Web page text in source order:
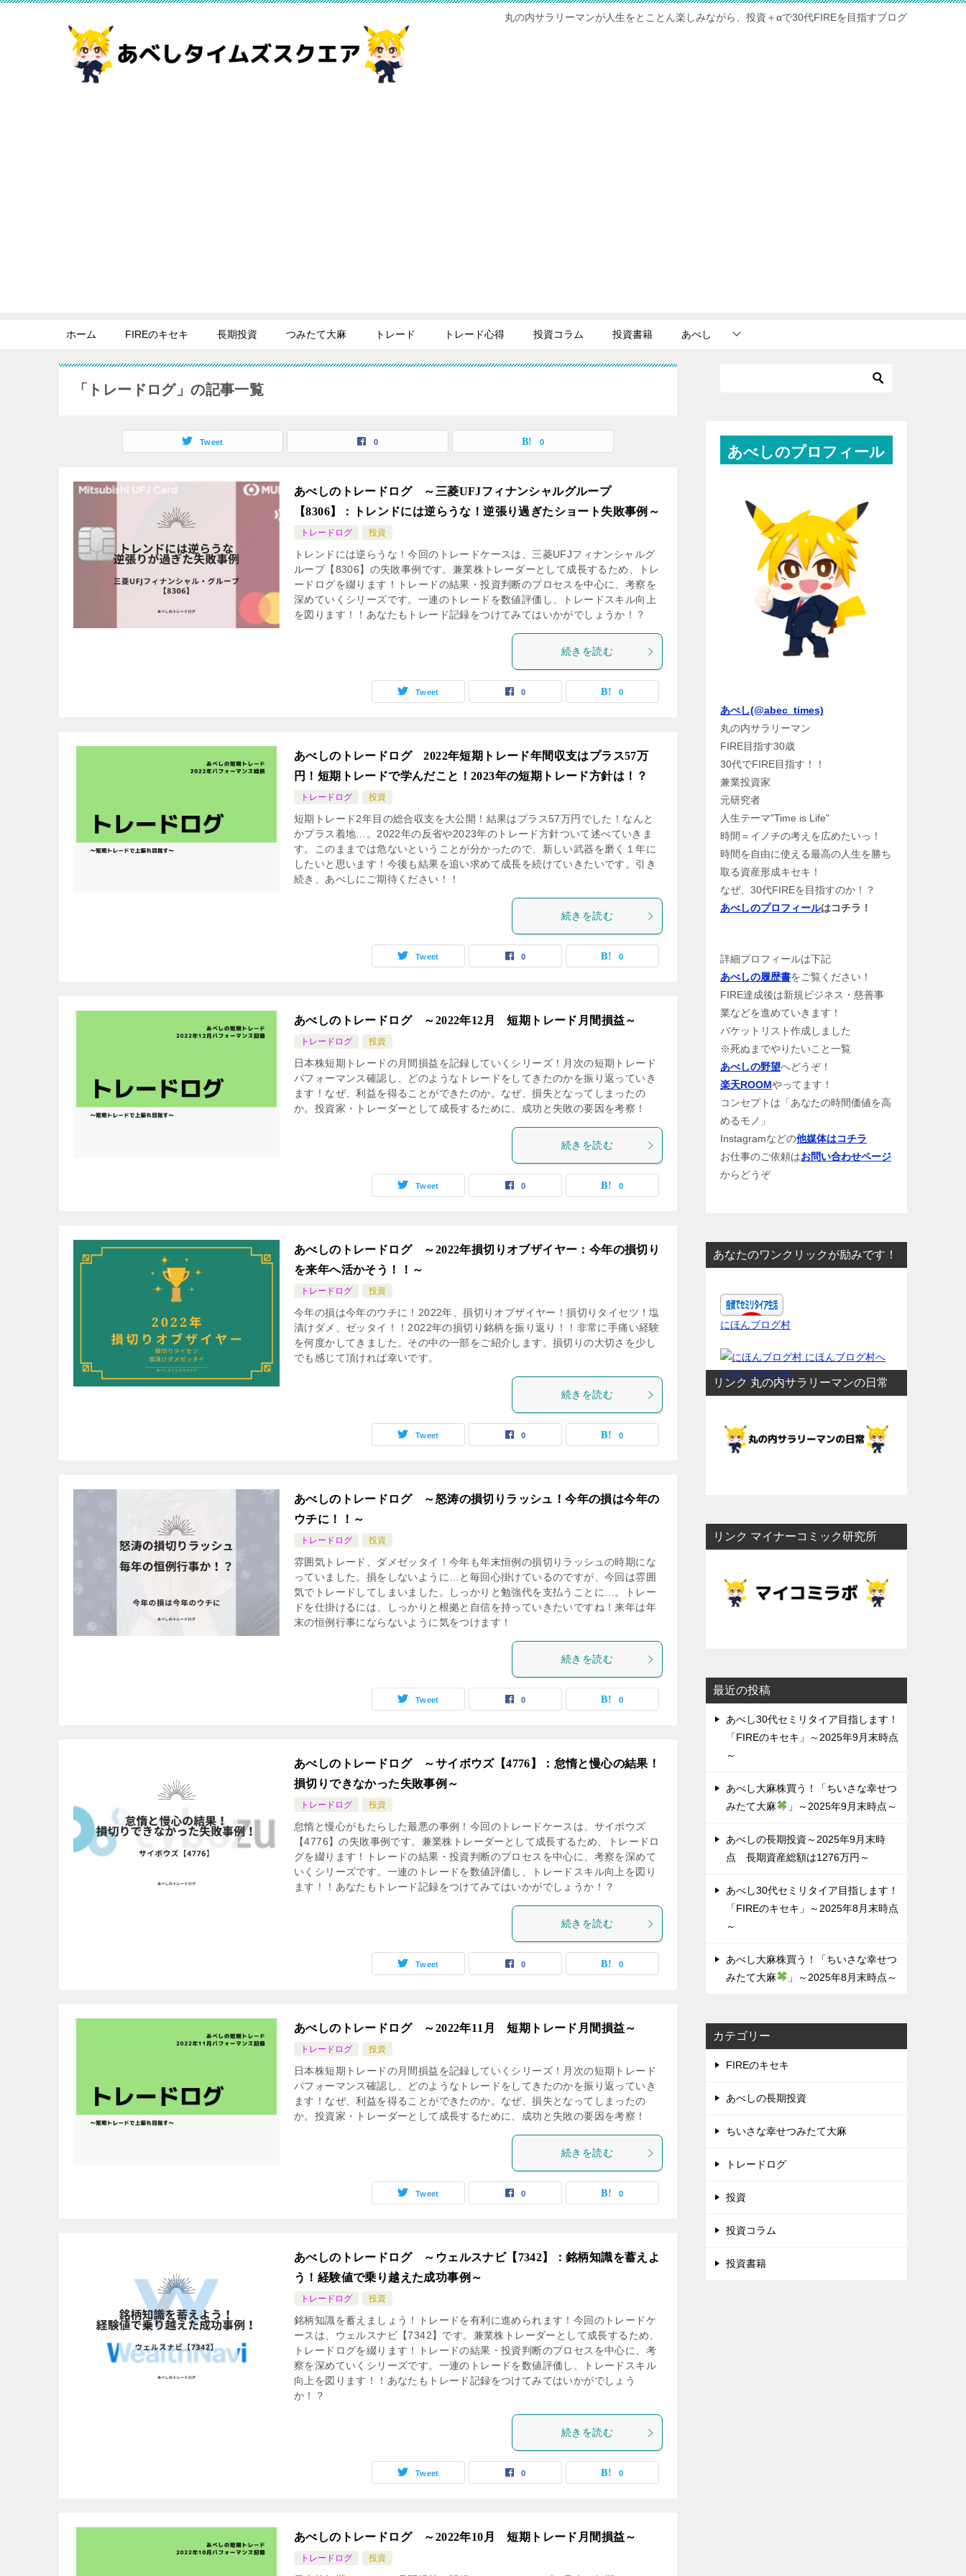
丸の内サラリーマンが人生をとことん楽しみながら、投資＋αで30代FIREを目指すブログ
ホーム FIREのキセキ 長期投資 つみたて大麻 トレード トレード心得 投資コラム 投資書籍 あべし
「トレードログ」の記事一覧
Tweet 0 0
あべしのトレードログ ～三菱UFJフィナンシャルグループ
【8306】：トレンドには逆らうな！逆張り過ぎたショート失敗事例～
トレードログ 投資
トレンドには逆らうな！今回のトレードケースは、三菱UFJフィナンシャルグ
ループ【8306】の失敗事例です。兼業株トレーダーとして成長するため、トレ
ードログを綴ります！トレードの結果・投資判断のプロセスを中心に、考察を
深めていくシリーズです。一連のトレードを数値評価し、トレードスキル向上
を図ります！！あなたもトレード記録をつけてみてはいかがでしょうか！？
続きを読む
Tweet 0 0
あべしのトレードログ 2022年短期トレード年間収支はプラス57万
円！短期トレードで学んだこと！2023年の短期トレード方針は！？
トレードログ 投資
短期トレード2年目の総合収支を大公開！結果はプラス57万円でした！なんと
かプラス着地…。2022年の反省や2023年のトレード方針ついて述べていきま
す。このままでは危ないということが分かったので、新しい武器を磨く１年に
したいと思います！今後も結果を追い求めて成長を続けていきたいです。引き
続き、あべしにご期待ください！！
続きを読む
Tweet 0 0
あべしのトレードログ ～2022年12月 短期トレード月間損益～
トレードログ 投資
日本株短期トレードの月間損益を記録していくシリーズ！月次の短期トレード
パフォーマンス確認し、どのようなトレードをしてきたのかを振り返っていき
ます！なぜ、利益を得ることができたのか。なぜ、損失となってしまったの
か。投資家・トレーダーとして成長するために、成功と失敗の要因を考察！
続きを読む
Tweet 0 0
あべしのトレードログ ～2022年損切りオブザイヤー：今年の損切り
を来年へ活かそう！！～
トレードログ 投資
今年の損は今年のウチに！2022年、損切りオブザイヤー！損切りタイセツ！塩
漬けダメ、ゼッタイ！！2022年の損切り銘柄を振り返り！！非常に手痛い経験
を何度かしてきました。その中の一部をご紹介します。損切りの大切さを少し
でも感じて頂ければ幸いです。
続きを読む
Tweet 0 0
あべしのトレードログ ～怒涛の損切りラッシュ！今年の損は今年の
ウチに！！～
トレードログ 投資
雰囲気トレード、ダメゼッタイ！今年も年末恒例の損切りラッシュの時期にな
っていました。損をしないように…と毎回心掛けているのですが、今回は雰囲
気でトレードしてしまいました。しっかりと勉強代を支払うことに…。トレー
ドを仕掛けるには、しっかりと根拠と自信を持っていきたいですね！来年は年
末の恒例行事にならないように気をつけます！
続きを読む
Tweet 0 0
あべしのトレードログ ～サイボウズ【4776】：怠惰と慢心の結果！
損切りできなかった失敗事例～
トレードログ 投資
怠惰と慢心がもたらした最悪の事例！今回のトレードケースは、サイボウズ
【4776】の失敗事例です。兼業株トレーダーとして成長するため、トレードロ
グを綴ります！トレードの結果・投資判断のプロセスを中心に、考察を深めて
いくシリーズです。一連のトレードを数値評価し、トレードスキル向上を図り
ます！！あなたもトレード記録をつけてみてはいかがでしょうか！？
続きを読む
Tweet 0 0
あべしのトレードログ ～2022年11月 短期トレード月間損益～
トレードログ 投資
日本株短期トレードの月間損益を記録していくシリーズ！月次の短期トレード
パフォーマンス確認し、どのようなトレードをしてきたのかを振り返っていき
ます！なぜ、利益を得ることができたのか。なぜ、損失となってしまったの
か。投資家・トレーダーとして成長するために、成功と失敗の要因を考察！
続きを読む
Tweet 0 0
あべしのトレードログ ～ウェルスナビ【7342】：銘柄知識を蓄えよ
う！経験値で乗り越えた成功事例～
トレードログ 投資
銘柄知識を蓄えましょう！トレードを有利に進められます！今回のトレードケ
ースは、ウェルスナビ【7342】です。兼業株トレーダーとして成長するため、
トレードログを綴ります！トレードの結果・投資判断のプロセスを中心に、考
察を深めていくシリーズです。一連のトレードを数値評価し、トレードスキル
向上を図ります！！あなたもトレード記録をつけてみてはいかがでしょう
か！？
続きを読む
Tweet 0 0
あべしのトレードログ ～2022年10月 短期トレード月間損益～
トレードログ 投資
あべしのプロフィール
あべし(@abec_times)
丸の内サラリーマン
FIRE目指す30歳
30代でFIRE目指す！！
兼業投資家
元研究者
人生テーマ"Time is Life"
時間＝イノチの考えを広めたいっ！
時間を自由に使える最高の人生を勝ち
取る資産形成キセキ！
なぜ、30代FIREを目指すのか！？
あべしのプロフィールはコチラ！
詳細プロフィールは下記
あべしの履歴書をご覧ください！
FIRE達成後は新規ビジネス・慈善事
業などを進めていきます！
バケットリスト作成しました
※死ぬまでやりたいこと一覧
あべしの野望へどうぞ！
楽天ROOMやってます！
コンセプトは「あなたの時間価値を高
めるモノ」
Instagramなどの他媒体はコチラ
お仕事のご依頼はお問い合わせページ
からどうぞ
あなたのワンクリックが励みです！
にほんブログ村
にほんブログ村
リンク 丸の内サラリーマンの日常
リンク マイナーコミック研究所
最近の投稿
あべし30代セミリタイア目指します！
「FIREのキセキ」～2025年9月末時点
～
あべし大麻株買う！「ちいさな幸せつ
みたて大麻
」～2025年9月末時点～
あべしの長期投資～2025年9月末時
点 長期資産総額は1276万円～
あべし30代セミリタイア目指します！
「FIREのキセキ」～2025年8月末時点
～
あべし大麻株買う！「ちいさな幸せつ
みたて大麻
」～2025年8月末時点～
カテゴリー
FIREのキセキ
あべしの長期投資
ちいさな幸せつみたて大麻
トレードログ
投資
投資コラム
投資書籍